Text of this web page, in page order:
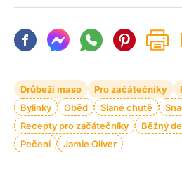
Drůbeží maso Pro začátečníky
Bylinky
Oběd Slané chutě
Recepty pro začátečníky
Běžný
Pečení
Jamie Oliver